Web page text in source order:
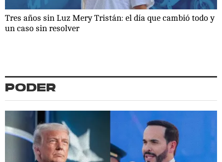
Tres años sin Luz Mery Tristán: el día que cambió todo y
un caso sin resolver
PODER